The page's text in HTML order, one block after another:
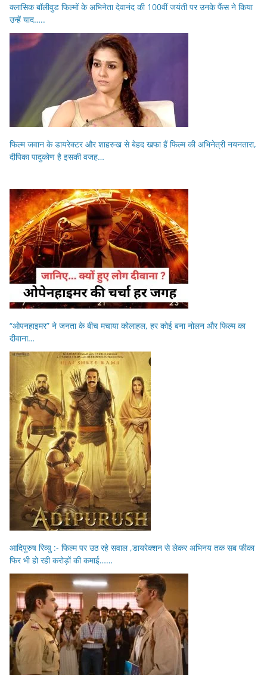
क्लासिक बॉलीवुड फिल्मों के अभिनेता देवानंद की 100वीं जयंती पर उनके फैंस ने किया
उन्हें याद…..
फिल्म जवान के डायरेक्टर और शाहरुख से बेहद खफा हैं फिल्म की अभिनेत्री नयनतारा,
दीपिका पादुकोण है इसकी वजह…
“ओपनहाइमर” ने जनता के बीच मचाया कोलाहल, हर कोई बना नोलन और फिल्म का
दीवाना…
आदिपुरुष रिव्यु :- फिल्म पर उठ रहे सवाल ,डायरेक्शन से लेकर अभिनय तक सब फीका
फिर भी हो रही करोड़ों की कमाई……